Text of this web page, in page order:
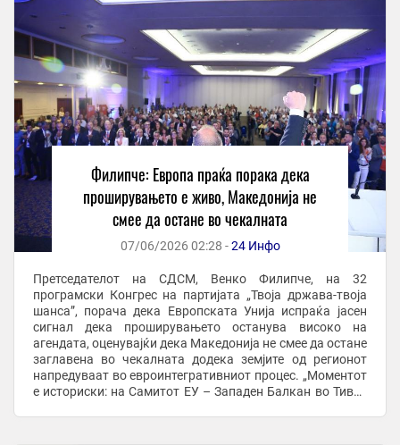
Филипче: Европа праќа порака дека
проширувањето е живо, Македонија не
смее да остане во чекалната
07/06/2026 02:28 -24 Инфо
Претседателот на СДСМ, Венко Филипче, на 32
програмски Конгрес на партијата „Твоја држава-твоја
шанса”, порача дека Европската Унија испраќа јасен
сигнал дека проширувањето останува високо на
агендата, оценувајќи дека Македонија не смее да остане
заглавена во чекалната додека земјите од регионот
напредуваат во евроинтегративниот процес. „Моментот
е историски: на Самитот ЕУ – Западен Балкан во Тиват